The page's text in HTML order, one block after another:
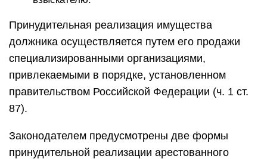
Принудительная реализация имущества
должника осуществляется путем его продажи
специализированными организациями,
привлекаемыми в порядке, установленном
правительством Российской Федерации (ч. 1 ст.
87).
Законодателем предусмотрены две формы
принудительной реализации арестованного